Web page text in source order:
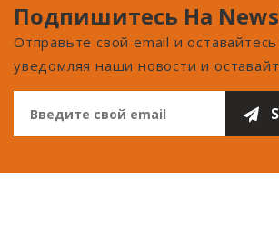
Подпишитесь На
Отправьте свой email и
уведомляя наши новости и